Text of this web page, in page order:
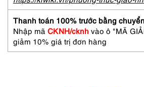
Thanh toán 100% trước bằng
Nhập mã CKNH/cknh vào ô "MÃ
giảm 10% giá trị đơn hàng